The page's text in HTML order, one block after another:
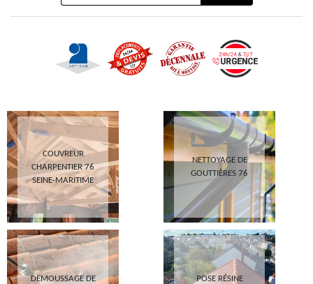
COUVREUR
CHARPENTIER 76
SEINE-MARITIME
NETTOYAGE DE
GOUTTIÈRES 76
DEMOUSSAGE DE
POSE RÉSINE